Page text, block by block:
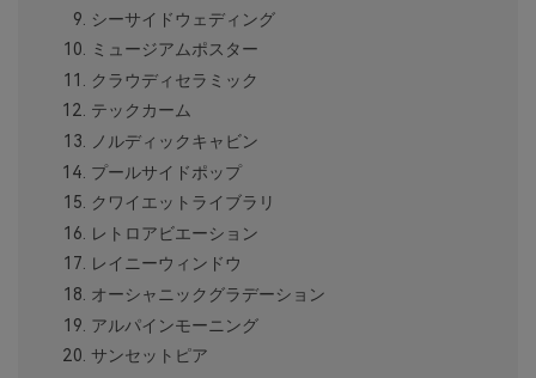
シーサイドウェディング
ミュージアムポスター
クラウディセラミック
テックカーム
ノルディックキャビン
プールサイドポップ
クワイエットライブラリ
レトロアビエーション
レイニーウィンドウ
オーシャニックグラデーション
アルパインモーニング
サンセットピア